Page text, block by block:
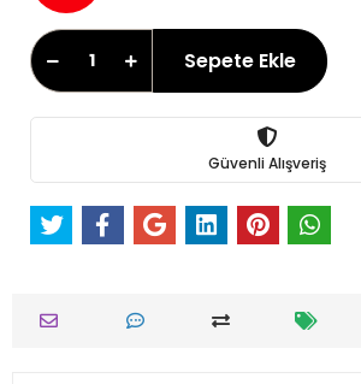
Sepete Ekle
Güvenli Alışveriş